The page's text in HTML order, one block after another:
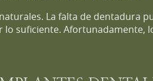
La falta de dentadura
suficiente. Afortunadamente,